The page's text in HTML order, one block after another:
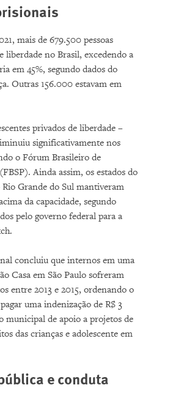
mais de 679.500 pessoas
liberdade no Brasil, excedendo a
em 45%, segundo dados do
Outras 156.000 estavam em
privados de liberdade –
significativamente nos
o Fórum Brasileiro de
Ainda assim, os estados do
Rio Grande do Sul mantiveram
da capacidade, segundo
pelo governo federal para a
concluiu que internos em uma
Casa em São Paulo sofreram
entre 2013 e 2015, ordenando o
uma indenização de R$ 3
municipal de apoio a projetos de
das crianças e adolescente em
e conduta